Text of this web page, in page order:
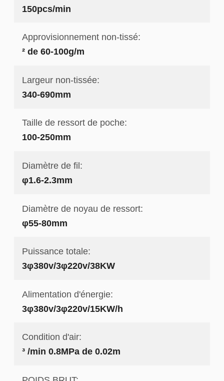
150pcs/min
Approvisionnement non-tissé:
² de 60-100g/m
Largeur non-tissée:
340-690mm
Taille de ressort de poche:
100-250mm
Diamètre de fil:
φ1.6-2.3mm
Diamètre de noyau de ressort:
φ55-80mm
Puissance totale:
3φ380v/3φ220v/38KW
Alimentation d'énergie:
3φ380v/3φ220v/15KW/h
Condition d'air:
³ /min 0.8MPa de 0.02m